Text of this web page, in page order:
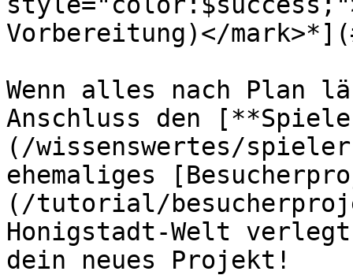
Vorbereitung)</
Wenn alles nach Plan
Anschluss den
(/wissenswertes/
ehemaliges
(/tutorial/
Honigstadt-Welt
dein neues Projekt!